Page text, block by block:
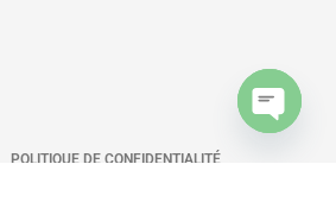
POLITIQUE DE CONFIDENTIALITÉ